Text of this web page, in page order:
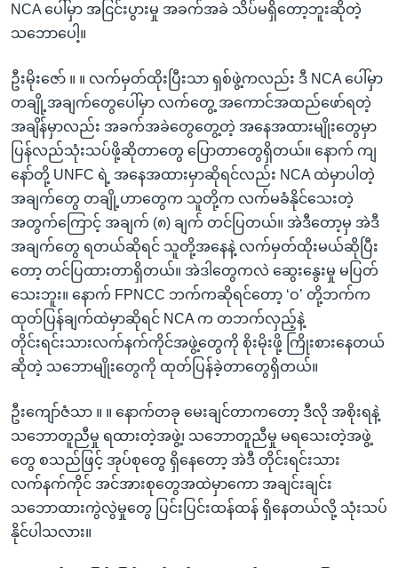
NCA ပေါ်မှာ အငြင်းပွားမှု အခက်အခဲ သိပ်မရှိတော့ဘူးဆိုတဲ့
သဘောပေါ့။
ဦးမိုးဇော် ။ ။ လက်မှတ်ထိုးပြီးသာ ရှစ်ဖွဲ့ကလည်း ဒီ NCA ပေါ်မှာ
တချို့အချက်တွေပေါ်မှာ လက်တွေ့ အကောင်အထည်ဖော်ရတဲ့
အချိန်မှာလည်း အခက်အခဲတွေတွေ့တဲ့ အနေအထားမျိုးတွေမှာ
ပြန်လည်သုံးသပ်ဖို့ဆိုတာတွေ ပြောတာတွေရှိတယ်။ နောက် ကျ
နော်တို့ UNFC ရဲ့ အနေအထားမှာဆိုရင်လည်း NCA ထဲမှာပါတဲ့
အချက်တွေ တချို့ဟာတွေက သူတို့က လက်မခံနိုင်သေးတဲ့
အတွက်ကြောင့် အချက် (၈) ချက် တင်ပြတယ်။ အဲဒီတော့မှ အဲဒီ
အချက်တွေ ရတယ်ဆိုရင် သူတို့အနေနဲ့ လက်မှတ်ထိုးမယ်ဆိုပြီး
တော့ တင်ပြထားတာရှိတယ်။ အဲဒါတွေကလဲ ဆွေးနွေးမှု မပြတ်
သေးဘူး။ နောက် FPNCC ဘက်ကဆိုရင်တော့ ‘ဝ’ တို့ဘက်က
ထုတ်ပြန်ချက်ထဲမှာဆိုရင် NCA က တဘက်လှည့်နဲ့
တိုင်းရင်းသားလက်နက်ကိုင်အဖွဲ့တွေကို စိုးမိုးဖို့ ကြိုးစားနေတယ်
ဆိုတဲ့ သဘောမျိုးတွေကို ထုတ်ပြန်ခဲ့တာတွေရှိတယ်။
ဦးကျော်ဇံသာ ။ ။ နောက်တခု မေးချင်တာကတော့ ဒီလို အစိုးရနဲ့
သဘောတူညီမှု ရထားတဲ့အဖွဲ့၊ သဘောတူညီမှု မရသေးတဲ့အဖွဲ့
တွေ စသည်ဖြင့် အုပ်စုတွေ ရှိနေတော့ အဲဒီ တိုင်းရင်းသား
လက်နက်ကိုင် အင်အားစုတွေအထဲမှာကော အချင်းချင်း
သဘောထားကွဲလွဲမှုတွေ ပြင်းပြင်းထန်ထန် ရှိနေတယ်လို့ သုံးသပ်
နိုင်ပါသလား။